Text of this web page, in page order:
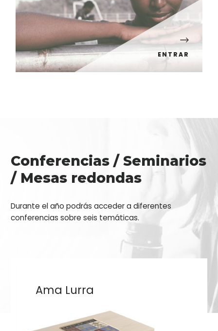
ENTRAR
Conferencias / Seminarios
/ Mesas redondas
Durante el año podrás acceder a diferentes
conferencias sobre seis temáticas.
Ama Lurra